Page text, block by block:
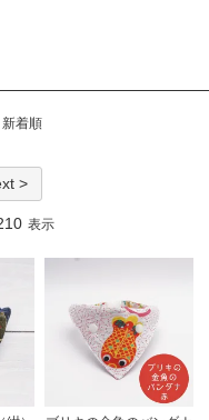
新着順
>
表示